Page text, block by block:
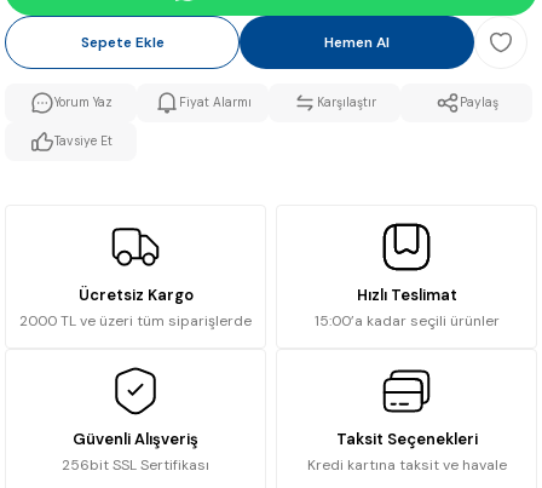
Sepete Ekle Hemen Al
Yorum Yaz Fiyat Alarmı Karşılaştır Paylaş
Tavsiye Et
Ücretsiz Kargo
2000 TL ve üzeri tüm siparişlerde
Hızlı Teslimat
15:00’a kadar seçili ürünler
Güvenli Alışveriş
256bit SSL Sertifikası
Taksit Seçenekleri
Kredi kartına taksit ve havale